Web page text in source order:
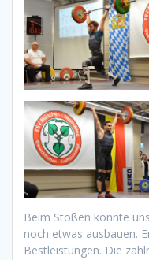
Beim Stoßen konnte
noch etwas ausbauen.
Bestleistungen. Die